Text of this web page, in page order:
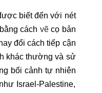
biết đến với nét
cách vẽcọ bản
đổi cách tiếp cận
khác thường và sử
bối cảnh tự nhiên
Israel-Palestine,